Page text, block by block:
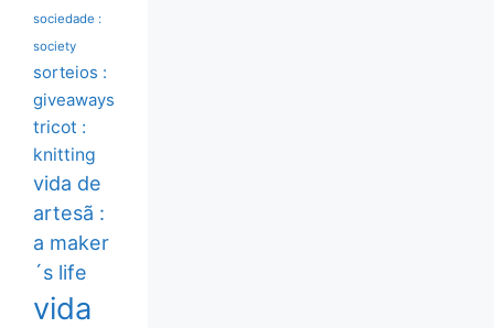
sociedade :
society
sorteios :
giveaways
tricot :
knitting
vida de
artesã :
a maker
´s life
vida